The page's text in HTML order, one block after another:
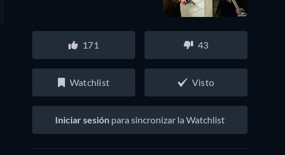
171 43
Watchlist Visto
Iniciar sesión para sincronizar la Watchlist